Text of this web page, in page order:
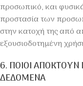
προσωπικό, και
προστασία των
στην κατοχή της από
εξουσιοδοτημένη
6. ΠΟΙΟΙ
ΔΕΔΟΜΕΝΑ